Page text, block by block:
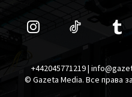
+442045771219 |
© Gazeta Media. Все права